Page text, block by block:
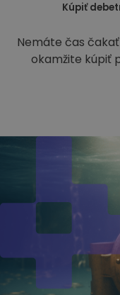
Kúpiť
Nemáte čas
okamžite kúpiť